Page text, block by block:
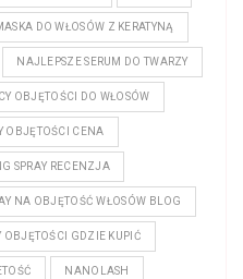
DO WŁOSÓW Z KERATYNĄ
NAJLEPSZE SERUM DO TWARZY
OBJĘTOŚCI DO WŁOSÓW
OBJĘTOŚCI CENA
SPRAY RECENZJA
NA OBJĘTOŚĆ WŁOSÓW BLOG
OBJĘTOŚCI GDZIE KUPIĆ
NANOLASH